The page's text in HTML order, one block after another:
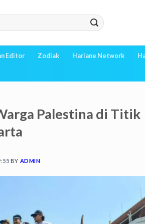
Editor Zodiak Hariane Network
Palestina di Titik
BY ADMIN